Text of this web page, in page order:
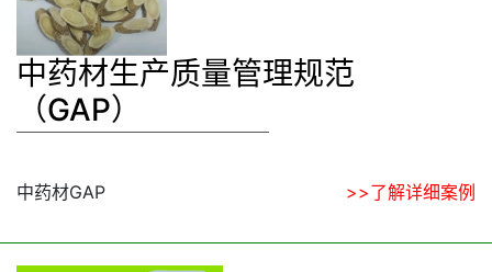
中药材生产质量管理规范
（GAP）
中药材GAP >>了解详细案例